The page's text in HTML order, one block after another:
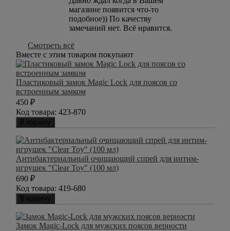
магазине появится что-то
подобное)) По качеству
замечаний нет. Всё нравится.
Смотреть всё
Вместе с этим товаром покупают
Пластиковый замок Magic Lock для поясов со
встроенным замком
450 ₽
Код товара: 423-870
В корзину
Антибактериальный очищающий спрей для интим-
игрушек "Clear Toy" (100 мл)
690 ₽
Код товара: 419-680
В корзину
Замок Magic-Lock для мужских поясов верности